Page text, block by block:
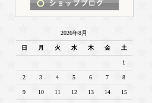
2026年8月
日 月 火 水 木 金 土
1
2 3 4 5 6 7 8
9 10 11 12 13 14 15